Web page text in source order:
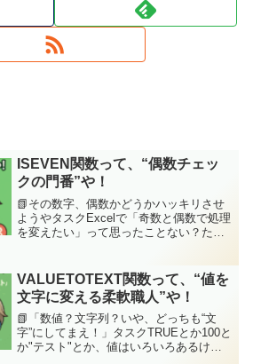
ISEVEN関数って、“偶数チェッ
クの門番”や！
📗その数字、偶数かどうかハッキリさせ
ようやタスクExcelで「奇数と偶数で処理
を変えたい」って思ったことない？たと
時、「2で割り切れるかどうか」を一発で
教えてくれるのがI...
VALUETOTEXT関数って、“値を
文字に変える柔軟職人”や！
📗「数値？文字列？いや、どっちも“文
字”にしてまえ！」タスクTRUEとか100と
か"テスト"とか、値はいろいろあるけ